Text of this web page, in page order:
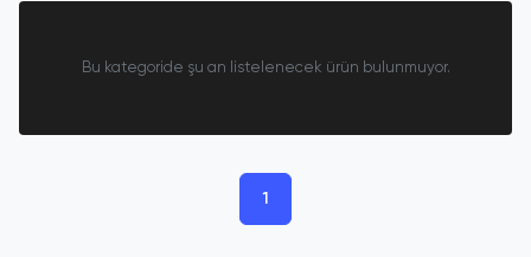
Bu kategoride şu an listelenecek ürün bulunmuyor.
1